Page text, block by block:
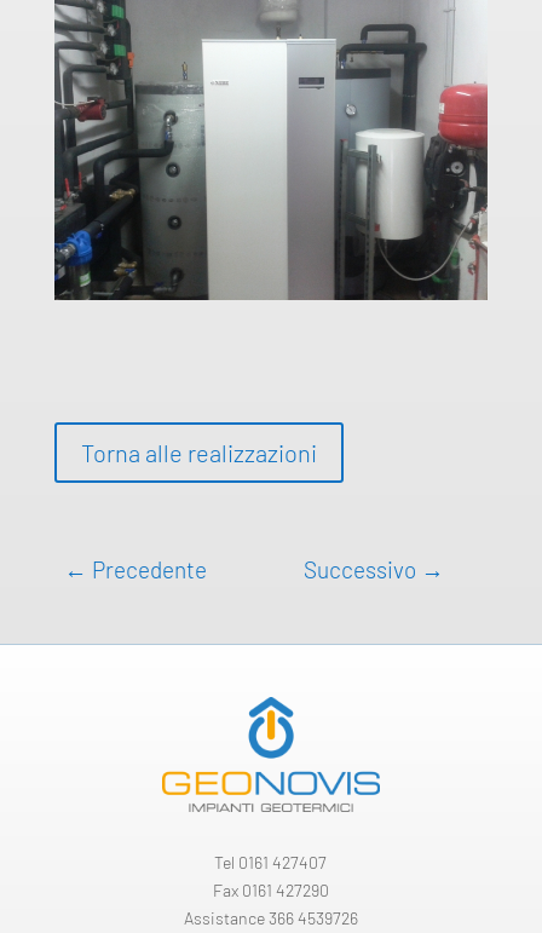
Torna alle realizzazioni
← Precedente Successivo →
Tel 0161 427407
Fax 0161 427290
Assistance 366 4539726